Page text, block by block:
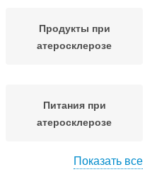
Продукты при
атеросклерозе
Питания при
атеросклерозе
Показать все